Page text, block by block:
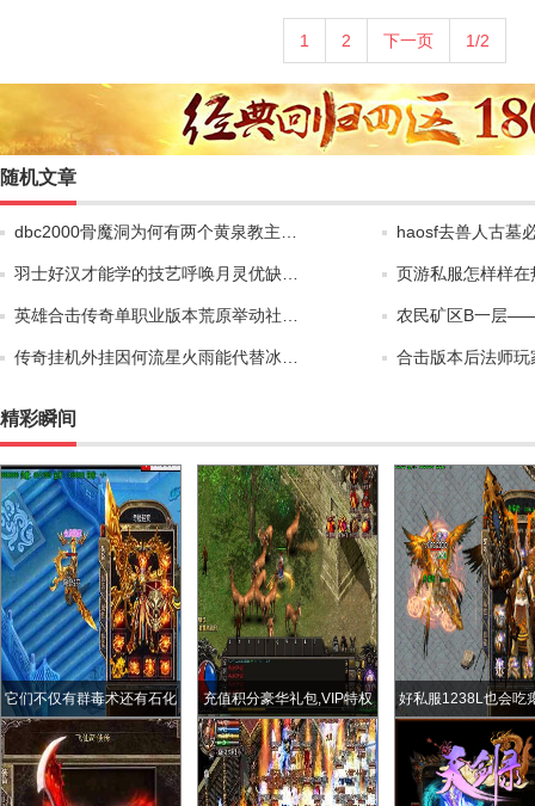
1 2 下一页 1/2
随机文章
dbc2000骨魔洞为何有两个黄泉教主… haosf去兽人古墓
羽士好汉才能学的技艺呼唤月灵优缺… 页游私服怎样样
英雄合击传奇单职业版本荒原举动社… 农民矿区B一层
传奇挂机外挂因何流星火雨能代替冰… 合击版本后法师
精彩瞬间
它们不仅有群毒术还有石化
技能
充值积分豪华礼包,VIP特权
全面升级
好私服1238L也会吃
遭12人围攻爆出倚天
活都没用